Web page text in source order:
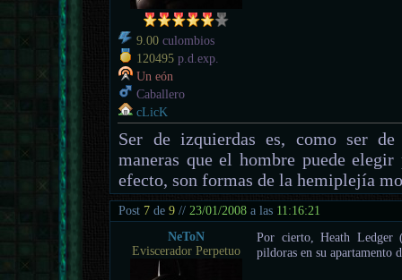
9.00 culombios
120495 p.d.exp.
Un eón
Caballero
cLicK
Ser de izquierdas es, como ser
maneras que el hombre puede
efecto, son formas de la hemiplejía
Post 7 de9 // 23/01/2008 a las 11:16:21
NeToN
Eviscerador Perpetuo
Por cierto, Heath Ledger
pildoras en su apartamento